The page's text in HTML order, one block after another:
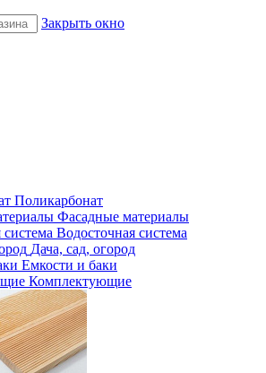
Закрыть окно
Поликарбонат
Фасадные материалы
Водосточная система
Дача, сад, огород
Емкости и баки
Комплектующие